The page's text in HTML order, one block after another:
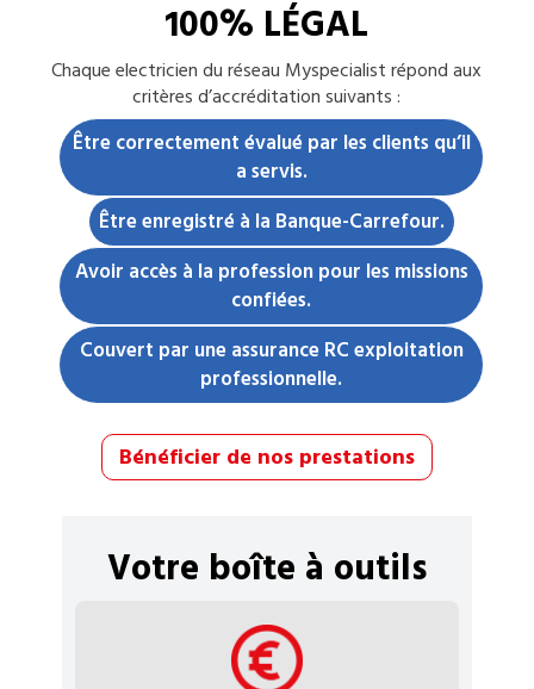
100% LÉGAL
Chaqueelectriciendu réseau Myspecialist répond aux
critères d’accréditation suivants :
Être correctement évalué par les clients qu’il
a servis.
Être enregistré à la Banque-Carrefour.
Avoir accès à la profession pour les missions
confiées.
Couvert par une assurance RC exploitation
professionnelle.
Bénéficier de nos prestations
Votre boîte à outils